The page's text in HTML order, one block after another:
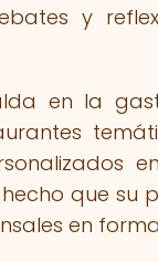
y
en la
que
en